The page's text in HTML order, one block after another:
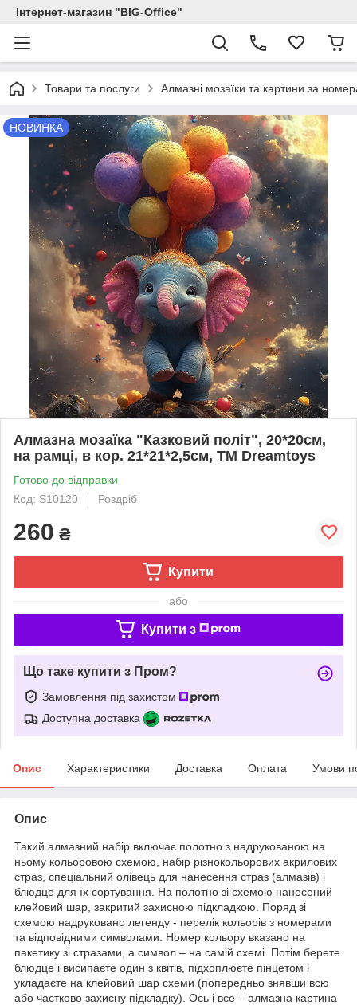
Інтернет-магазин "BIG-Office"
Товари та послуги Алмазні мозаїки та картини за
НОВИНКА
Алмазна мозаїка "Казковий політ", 20*20см,
на рамці, в кор. 21*21*2,5см, ТМ Dreamtoys
Готово до відправки
Код: S10120
Роздріб
260 ₴
Купити
або
Купити з
Що таке купити з Пром?
Замовлення під захистом
Доступна доставка
Опис Характеристики Доставка Оплата Умови
Опис
Такий алмазний набір включає полотно з надрукованою на
ньому кольоровою схемою, набір різнокольорових акрилових
страз, спеціальний олівець для нанесення страз (алмазів) і
блюдце для їх сортування. На полотно зі схемою нанесений
клейовий шар, закритий захисною підкладкою. Поряд зі
схемою надруковано легенду - перелік кольорів з номерами
та відповідними символами. Номер кольору вказано на
пакетику зі стразами, а символ – на самій схемі. Потім берете
блюдце і висипаєте один з квітів, підхоплюєте пінцетом і
укладаєте на клейовий шар схеми (попередньо знявши всю
або частково захисну підкладку). Ось і все – алмазна картина